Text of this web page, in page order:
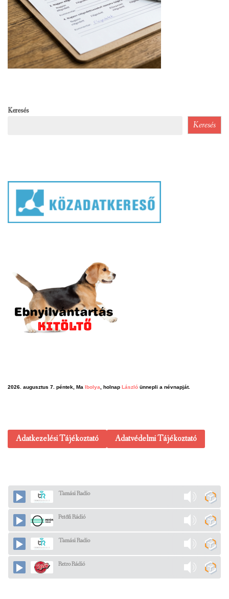
Keresés
Keresés
2026. augusztus 7. péntek, Ma Ibolya , holnap László ünnepli a névnapját.
Adatkezelési Tájékoztató Adatvédelmi Tájékoztató
Tamási Radio
Petőfi Rádió
Tamási Radio
Retro Rádió